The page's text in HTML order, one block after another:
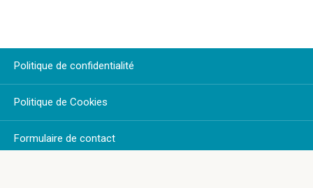
Politique de confidentialité
Politique de Cookies
Formulaire de contact